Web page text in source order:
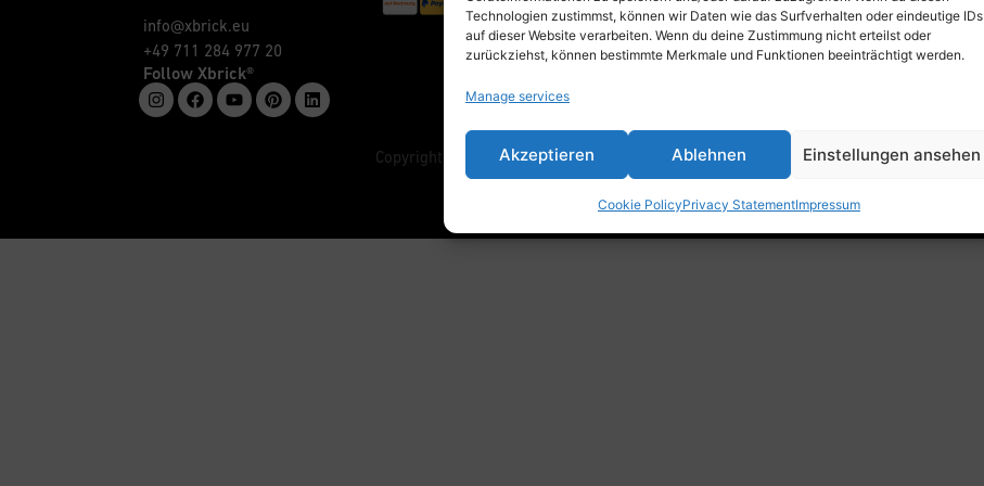
Technologien zustimmst, können wir Daten wie das Surfverhalten oder eindeutige IDs
auf dieser Website verarbeiten. Wenn du deine Zustimmung nicht erteilst oder
zurückziehst, können bestimmte Merkmale und Funktionen beeinträchtigt werden.
Manage services
Akzeptieren Ablehnen Einstellungen ansehen
Cookie PolicyPrivacy StatementImpressum
info@xbrick.eu
+49 711 284 977 20
Follow Xbrick®
Outdoor, Home & Living
Copyright © wd3 GmbH • 2025 • Xbrick® – Multifunctional furniture